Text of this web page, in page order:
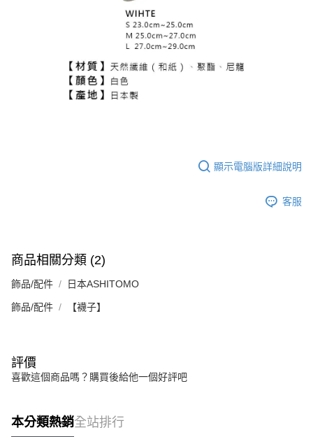
顯示電腦版詳細說明
客服
商品相關分類 (2)
飾品/配件 日本ASHITOMO
飾品/配件 【襪子】
評價
喜歡這個商品嗎？購買後給他一個好評吧
本分類熱銷全站排行